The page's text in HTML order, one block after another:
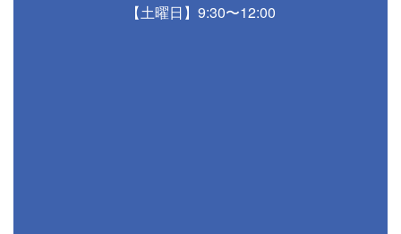
【土曜日】9:30〜12:00